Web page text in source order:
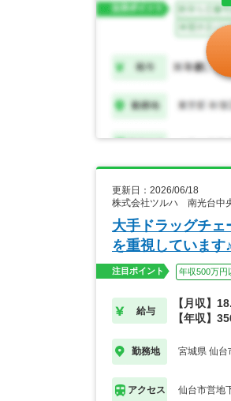
更新日：2026/06/18
株式会社ツルハ 南光台中
大手ドラッグチ
を重視しています♪
注目ポイント 年収500万円
給与
【月収】
【年収】
勤務地 宮城県 仙台
アクセス 仙台市営地